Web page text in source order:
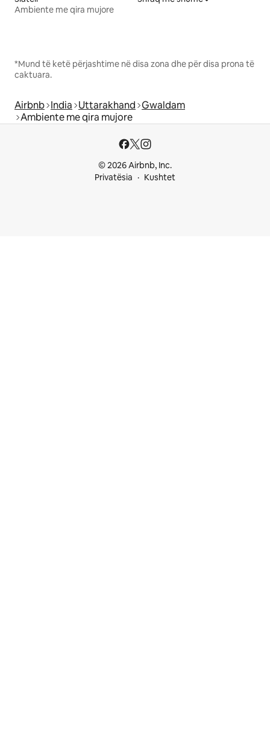
Ambiente me qira mujore
*Mund të ketë përjashtime në disa zona dhe për disa prona të
caktuara.
Airbnb India Uttarakhand Gwaldam
Ambiente me qira mujore
© 2026 Airbnb, Inc.
Privatësia
Kushtet